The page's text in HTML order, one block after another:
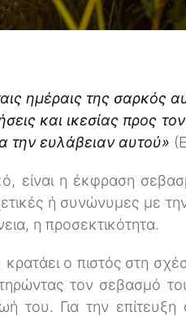
ημέραις της
και ικεσίας προς
την ευλάβειαν αυτού»
είναι η έκφραση
ή συνώνυμες με την
η προσεκτικότητα.
ο πιστός στη
τον σεβασμό
του. Για την